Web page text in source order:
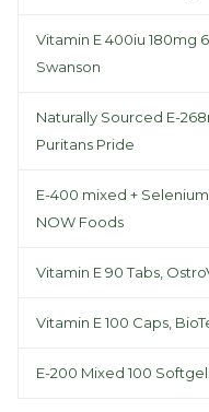
Vitamin E 400iu 180mg
Swanson
Naturally Sourced E-
Puritans Pride
E-400 mixed +
NOW Foods
Vitamin E 90 Tabs,
Vitamin E 100 Caps,
E-200 Mixed 100